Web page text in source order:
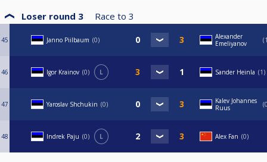
Loser round 3 Race to 3
45 Janno Piilbaum 0
Alexander
Emeliyanov
46 Igor Krainov 0 L Sander Heinla 1
47 Yaroslav Shchukin 0
Kalev Johannes
Ruus
48 Indrek Paju 0 L Alex Fan 0